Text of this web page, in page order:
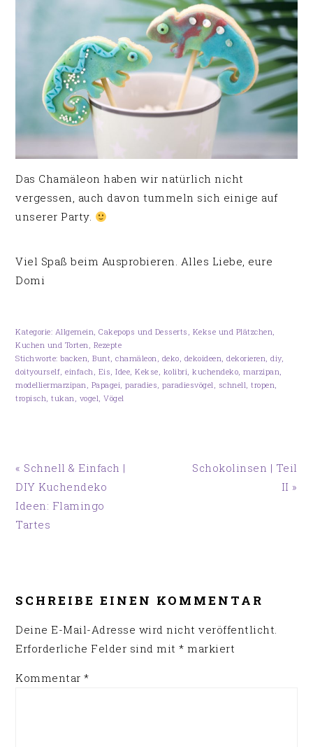
Das Chamäleon haben wir natürlich nicht
vergessen, auch davon tummeln sich einige auf
unserer Party.
Viel Spaß beim Ausprobieren. Alles Liebe, eure
Domi
Kategorie: Allgemein,Cakepops und Desserts , Kekse und Plätzchen,
Kuchen und Torten, Rezepte
Stichworte:backen,Bunt,chamäleon, deko, dekoideen,dekorieren,diy,
doityourself,einfach, Eis,Idee,Kekse, kolibri,kuchendeko,marzipan,
modelliermarzipan, Papagei,paradies,paradiesvögel, schnell,tropen,
tropisch,tukan, vogel,Vögel
Vorheriger
Beitrag:
« Schnell & Einfach |
DIY Kuchendeko
Ideen: Flamingo
Tartes
Nächster
Schokolinsen | Teil
II »
INTERAKTIONEN
SCHREIBE EINEN KOMMENTAR
Deine E-Mail-Adresse wird nicht veröffentlicht.
Erforderliche Felder sind mit* markiert
Kommentar*